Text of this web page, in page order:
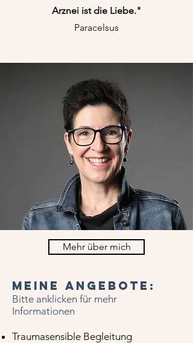
Arznei ist die Liebe."
Paracelsus
Mehr über mich
Meine Angebote:
Bitte anklicken für mehr
Informationen
Traumasensible Begleitung